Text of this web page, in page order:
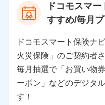
称・住所・代表者名】
当該個人データを取り扱
おり）
東京都千代田区永田町2
株式会社NTTドコモ 代
東京都中央区日本橋人
本橋ビル 3F
ドコモスマ
すすめ/毎月
ドコモスマート保険ナ
火災保険」のご契約者
毎月抽選で「お買い物
ーポン」などのデジタ
す！